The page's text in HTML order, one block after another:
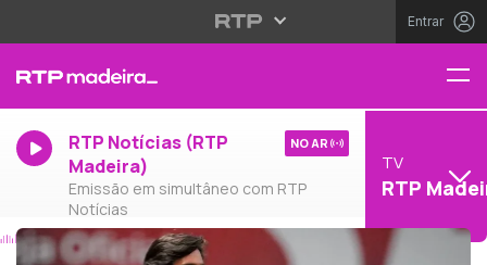
Entrar
RTP Notícias (RTP
Madeira)
Emissão em simultâneo com RTP
Notícias
NO AR
TV
RTP